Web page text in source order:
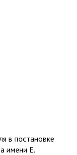
в постановке
имени Е.